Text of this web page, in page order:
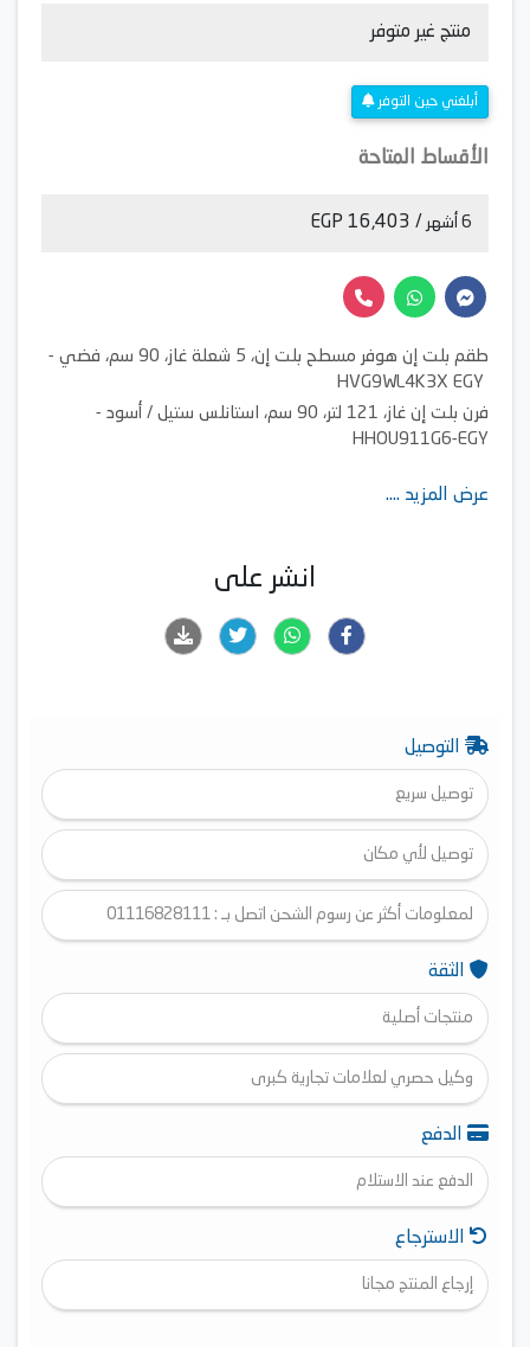
منتج غير متوفر
أبلغني حين التوفر
الأقساط المتاحة
6 أشهر / 16,403 EGP
طقم بلت إن هوفر مسطح بلت إن، 5 شعلة غاز، 90 سم، فضي -
فرن بلت إن غاز، 121 لتر، 90 سم، استانلس ستيل / أسود -
HHOU911G6-EGY
عرض المزيد ....
انشر على
التوصيل
توصيل سريع
توصيل لأي مكان
لمعلومات أكثر عن رسوم الشحن اتصل بـ : 01116828111
الثقة
منتجات أصلية
وكيل حصري لعلامات تجارية كبرى
الدفع
الدفع عند الاستلام
الاسترجاع
إرجاع المنتج مجانا